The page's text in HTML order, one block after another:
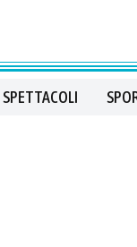
SPETTACOLI